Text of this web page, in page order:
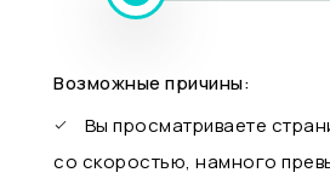
Возможные причины:
Вы просматриваете
со скоростью, намного